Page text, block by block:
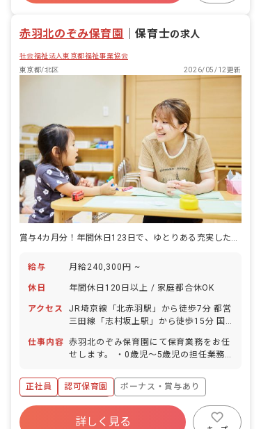
の悩みだけでなくプライベートの事など
赤羽北のぞみ保育園 ｜保育士の求人
社会福祉法人東京都福祉事業協会
東京都/北区
2026/05/12更新
給与 月給240,300円 ~
休日 年間休日120日以上 / 家庭都合休OK
アクセス
JR埼京線「北赤羽駅」から徒歩7分 都営
三田線「志村坂上駅」から徒歩15分 国
歩1分 ※「北赤羽駅」から乗り換えなし
で「池袋駅」へアクセスできます。 ■自
仕事内容 赤羽北のぞみ保育園にて保育業務をお任
せします。 ・0歳児～5歳児の担任業務
誌・障害児日誌・週案・月案・年間カリ
キュラムの作成 ・保護者対応
正社員 認可保育園
ボーナス・賞与あり
年間休日120日以上
寮・住宅・家賃補助あり
社会保険完備
詳しく見る